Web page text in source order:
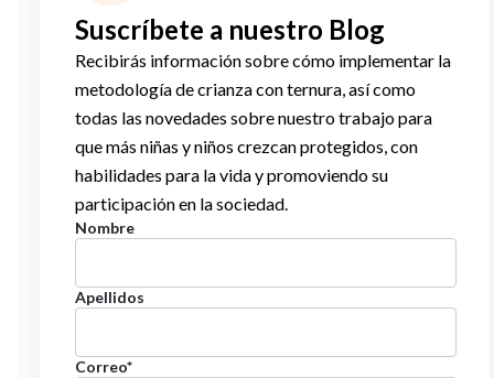
Suscríbete a nuestro Blog
Recibirás información sobre cómo implementar la
metodología de crianza con ternura, así como
todas las novedades sobre nuestro trabajo para
que más niñas y niños crezcan protegidos, con
habilidades para la vida y promoviendo su
participación en la sociedad.
Nombre
Apellidos
Correo*